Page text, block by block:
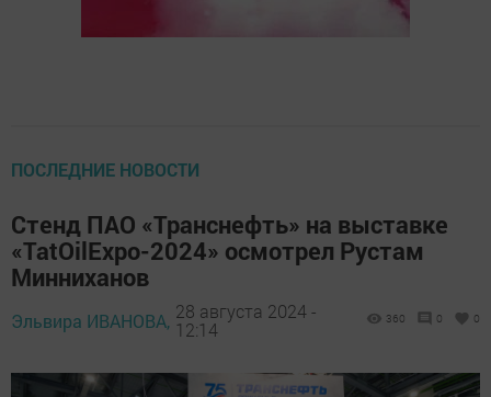
ПОСЛЕДНИЕ НОВОСТИ
Стенд ПАО «Транснефть» на выставке
«TatOilExpo-2024» осмотрел Рустам
Минниханов
Эльвира ИВАНОВА, 28 августа 2024 -
12:14
360 0 0